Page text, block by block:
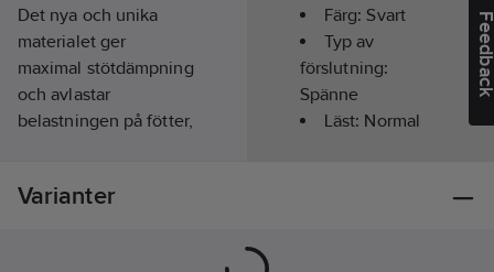
Det nya och unika
materialet ger
maximal stötdämpning
och avlastar
belastningen på fötter,
fötterna och kroppen
Färg:Svart
Typ av
förslutning:
Spänne
Läst: Normal
Varianter